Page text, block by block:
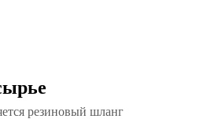
резиновый шланг